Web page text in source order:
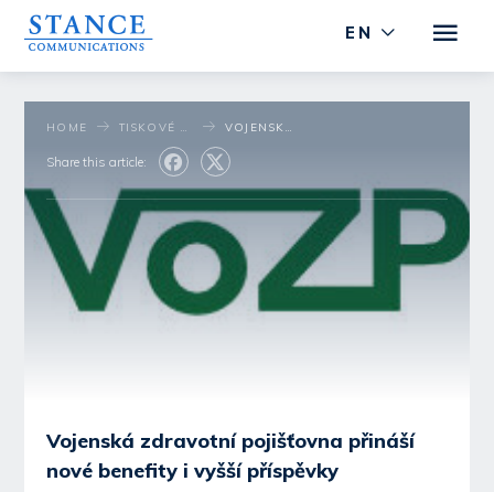
EN
HOME
Share this article:
Vojenská zdravotní pojišťovna přináší
nové benefity i vyšší příspěvky